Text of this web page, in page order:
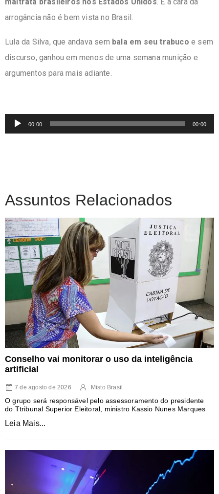
arrogância não é bem vista no Brasil.
Lula da Silva, que andava sem bala em seu trabuco e sem
discurso, ganhou em menos de uma semanamunição e
argumentos para mais adiante.
Tocador
de
00:00 00:00
Assuntos Relacionados
Conselho vai monitorar o uso da inteligência
artificial
7 de agosto de 2026 Misto Brasil
O grupo será responsável pelo assessoramento do presidente
do Ttribunal Superior Eleitoral, ministro Kassio Nunes Marques
Leia Mais...